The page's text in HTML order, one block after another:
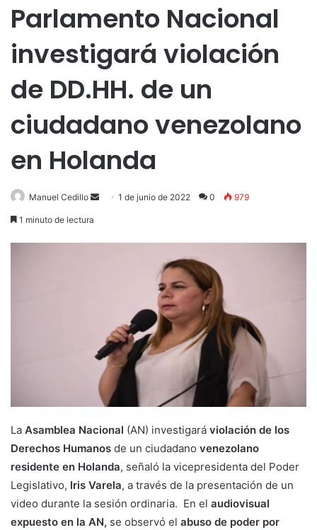
Parlamento Nacional
investigará violación
de DD.HH. de un
ciudadano venezolano
en Holanda
Manuel Cedillo
Send1 de junio de 2022 0 979
1 minuto de lectura
La Asamblea Nacional (AN) investigará violación de los
Derechos Humanos de un ciudadano venezolano
residente en Holanda, señaló la vicepresidenta del Poder
Legislativo, Iris Varela, a través de la presentación de un
video durante la sesión ordinaria. En el audiovisual
expuesto en la AN, se observó el abuso de poder por